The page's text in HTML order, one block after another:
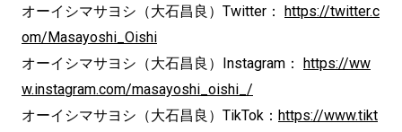
オーイシマサヨシ（大石昌良）Twitter：
https://twitter.c
om/Masayoshi_Oishi
オーイシマサヨシ（大石昌良）Instagram：
https://ww
w.instagram.com/masayoshi_oishi_/
オーイシマサヨシ（大石昌良）TikTok： https://www.tikt